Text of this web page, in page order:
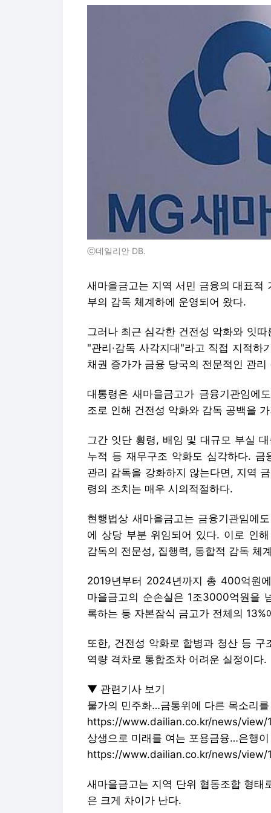
ⓒ데일리안 DB.
새마을금고는 지역 서민 금융의 대표적
부의 감독 체계하에 운영되어 왔다.
그러나 최근 심각한 건전성 악화와 잇
"관리·감독 사각지대"라고 직접 지적하
채권 증가가 금융 당국의 전문적인 관
대통령은 새마을금고가 금융기관임에
조로 인해 건전성 악화와 감독 공백을
그간 잇단 횡령, 배임 및 대규모 부실
누적 등 재무구조 악화도 심각하다. 금
관리 감독을 강화하지 않는다면, 지역
령의 조치는 매우 시의적절하다.
현행법상 새마을금고는 금융기관임에
에 상당 부분 위임되어 있다. 이로 인
감독의 전문성, 집행력, 통합적 감독 체
2019년부터 2024년까지 총 400억원
마을금고의 순손실은 1조3000억원을
록하는 등 자본잠식 금고가 전체의
또한, 건전성 악화로 합병과 청산 등
역량 격차로 통합조차 어려운 실정이다.
▼ 관련기사 보기
물가의 민주화…금통위에 다른 목소리
https://www.dailian.co.kr/news/view/
상생으로 미래를 여는 포용금융…은행
https://www.dailian.co.kr/news/view/
새마을금고는 지역 단위 협동조합 형
은 크게 차이가 난다.